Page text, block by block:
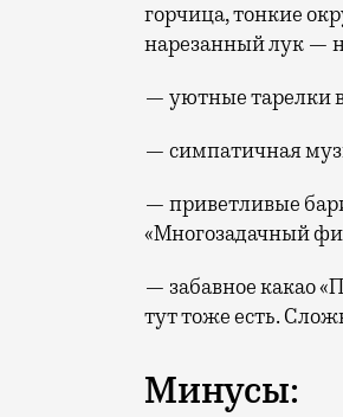
горчица, тонкие
нарезанный лук —
— уютные тарелки
— симпатичная
— приветливые
«Многозадачный
— забавное какао
тут тоже есть.
Минусы: